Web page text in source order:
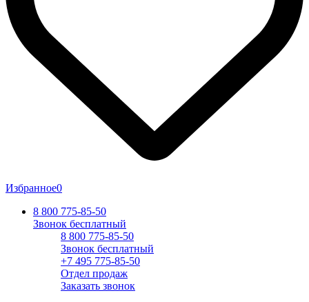
Избранное0
8 800 775-85-50
Звонок бесплатный
8 800 775-85-50
Звонок бесплатный
+7 495 775-85-50
Отдел продаж
Заказать звонок